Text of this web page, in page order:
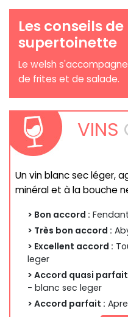
Les conseils de
supertoinette
Le welsh
de frites et de salade.
VINS
Un vin blanc sec léger,
minéral et à la bouche
> Bon accord :
> Très bon accord :
> Excellent accord :
leger
> Accord quasi
- blanc sec leger
> Accord parfait :